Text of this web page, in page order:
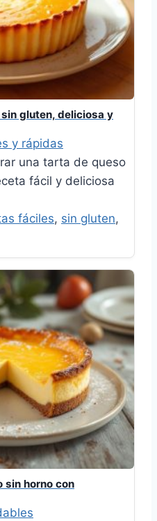
gluten, deliciosa y
y rápidas
una tarta de queso
fácil y deliciosa
fáciles, sin gluten,
sin horno con